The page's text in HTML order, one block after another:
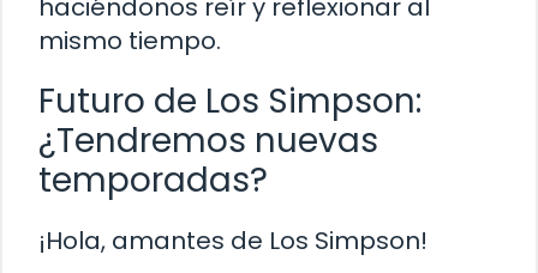
haciéndonos reír y reflexionar al
mismo tiempo.
Futuro de Los Simpson:
¿Tendremos nuevas
temporadas?
¡Hola, amantes de Los Simpson!